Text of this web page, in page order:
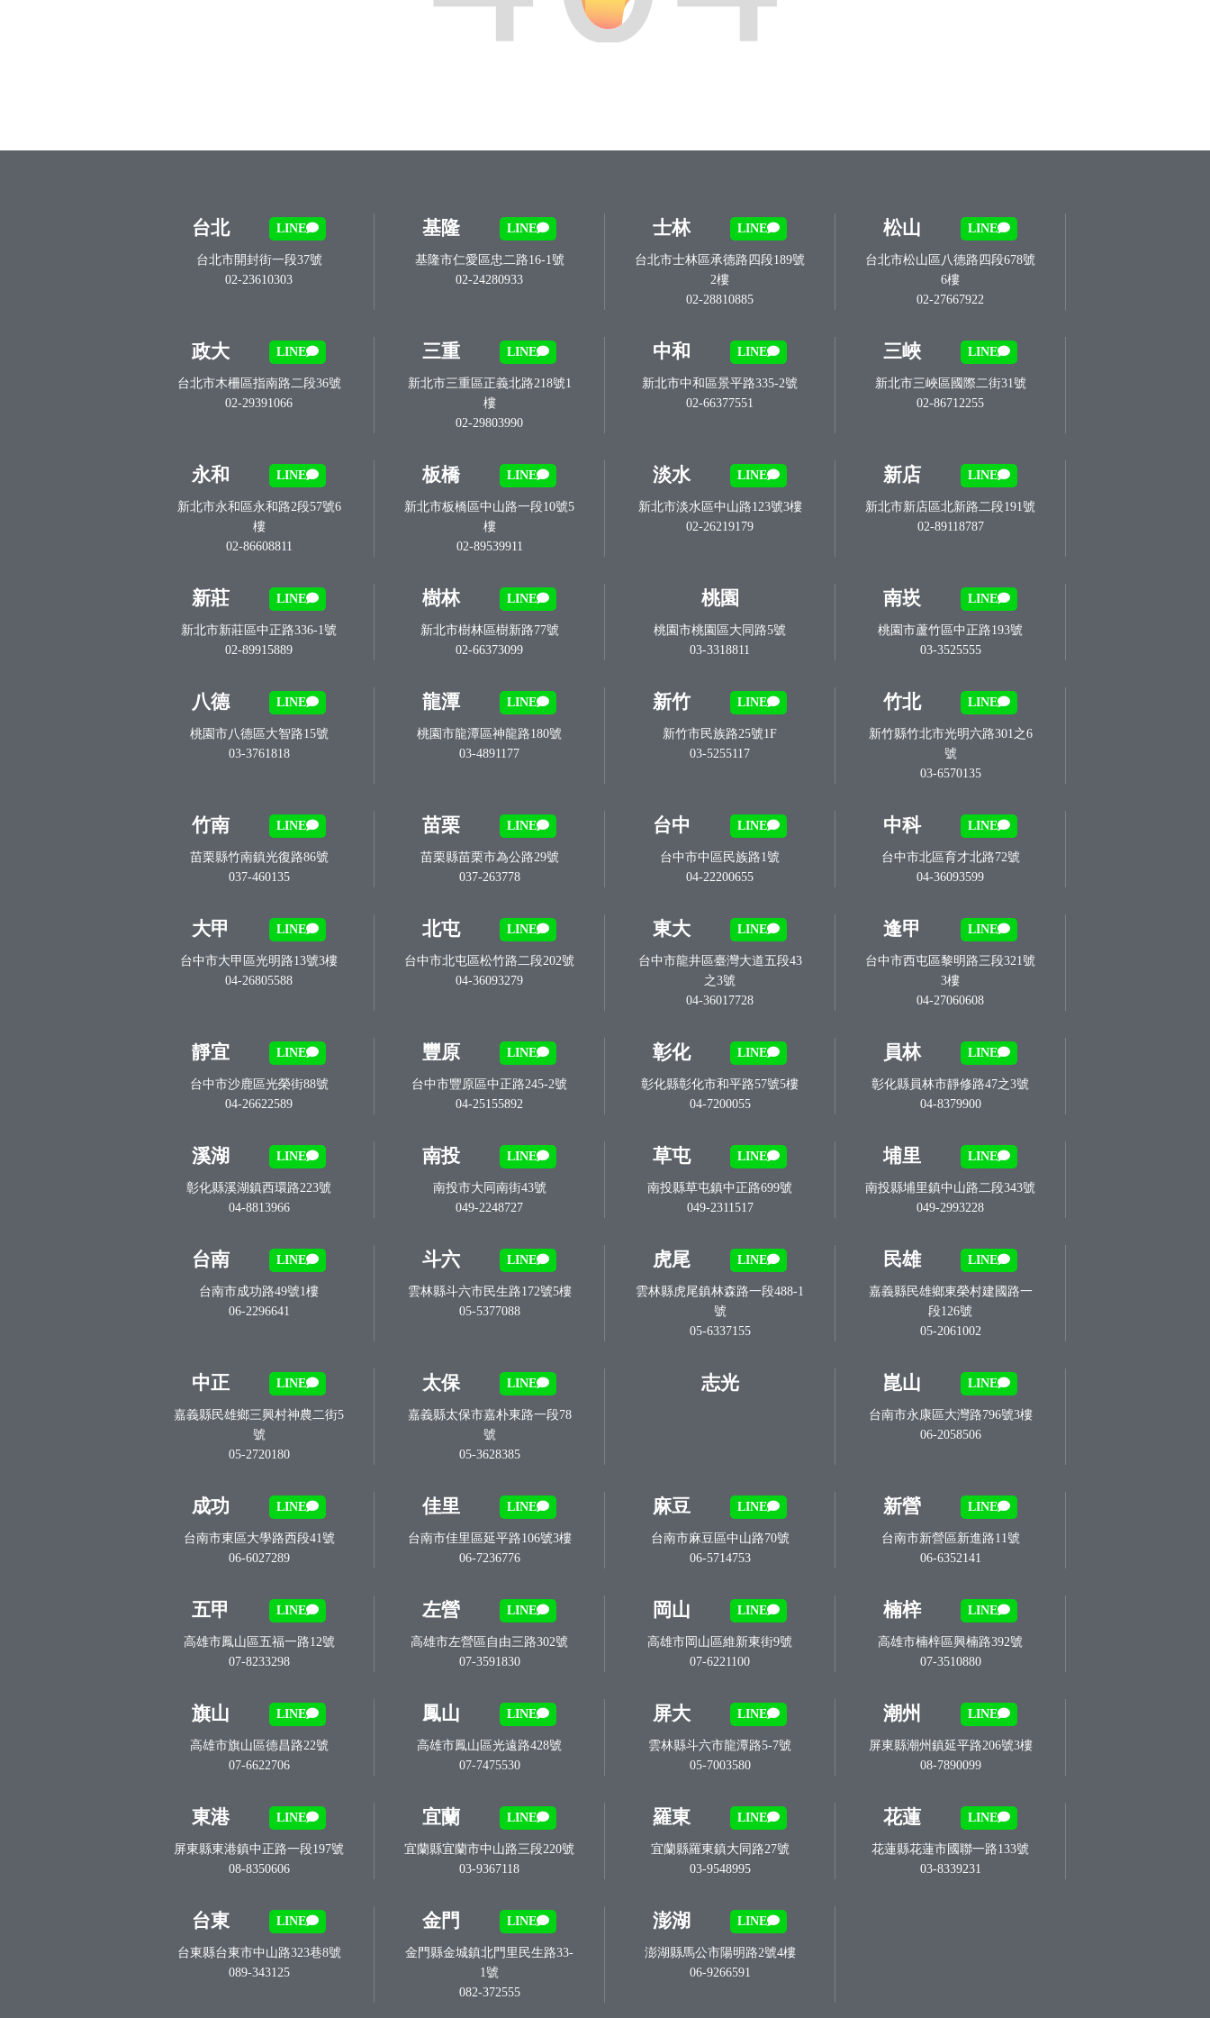
台北 LINE
台北市開封街一段37號
02-23610303
基隆 LINE
基隆市仁愛區忠二路16-1號
02-24280933
士林 LINE
台北市士林區承德路四段189號
2樓
02-28810885
松山 LINE
台北市松山區八德路四段678號
6樓
02-27667922
政大 LINE
台北市木柵區指南路二段36號
02-29391066
三重 LINE
新北市三重區正義北路218號1
樓
02-29803990
中和 LINE
新北市中和區景平路335-2號
02-66377551
三峽 LINE
新北市三峽區國際二街31號
02-86712255
永和 LINE
新北市永和區永和路2段57號6
樓
02-86608811
板橋 LINE
新北市板橋區中山路一段10號5
樓
02-89539911
淡水 LINE
新北市淡水區中山路123號3樓
02-26219179
新店 LINE
新北市新店區北新路二段191號
02-89118787
新莊 LINE
新北市新莊區中正路336-1號
02-89915889
樹林 LINE
新北市樹林區樹新路77號
02-66373099
桃園
桃園市桃園區大同路5號
03-3318811
南崁 LINE
桃園市蘆竹區中正路193號
03-3525555
八德 LINE
桃園市八德區大智路15號
03-3761818
龍潭 LINE
桃園市龍潭區神龍路180號
03-4891177
新竹 LINE
新竹市民族路25號1F
03-5255117
竹北 LINE
新竹縣竹北市光明六路301之6
號
03-6570135
竹南 LINE
苗栗縣竹南鎮光復路86號
037-460135
苗栗 LINE
苗栗縣苗栗市為公路29號
037-263778
台中 LINE
台中市中區民族路1號
04-22200655
中科 LINE
台中市北區育才北路72號
04-36093599
大甲 LINE
台中市大甲區光明路13號3樓
04-26805588
北屯 LINE
台中市北屯區松竹路二段202號
04-36093279
東大 LINE
台中市龍井區臺灣大道五段43
之3號
04-36017728
逢甲 LINE
台中市西屯區黎明路三段321號
3樓
04-27060608
靜宜 LINE
台中市沙鹿區光榮街88號
04-26622589
豐原 LINE
台中市豐原區中正路245-2號
04-25155892
彰化 LINE
彰化縣彰化市和平路57號5樓
04-7200055
員林 LINE
彰化縣員林市靜修路47之3號
04-8379900
溪湖 LINE
彰化縣溪湖鎮西環路223號
04-8813966
南投 LINE
南投市大同南街43號
049-2248727
草屯 LINE
南投縣草屯鎮中正路699號
049-2311517
埔里 LINE
南投縣埔里鎮中山路二段343號
049-2993228
台南 LINE
台南市成功路49號1樓
06-2296641
斗六 LINE
雲林縣斗六市民生路172號5樓
05-5377088
虎尾 LINE
雲林縣虎尾鎮林森路一段488-1
號
05-6337155
民雄 LINE
嘉義縣民雄鄉東榮村建國路一
段126號
05-2061002
中正 LINE
嘉義縣民雄鄉三興村神農二街5
號
05-2720180
太保 LINE
嘉義縣太保市嘉朴東路一段78
號
05-3628385
志光 崑山 LINE
台南市永康區大灣路796號3樓
06-2058506
成功 LINE
台南市東區大學路西段41號
06-6027289
佳里 LINE
台南市佳里區延平路106號3樓
06-7236776
麻豆 LINE
台南市麻豆區中山路70號
06-5714753
新營 LINE
台南市新營區新進路11號
06-6352141
五甲 LINE
高雄市鳳山區五福一路12號
07-8233298
左營 LINE
高雄市左營區自由三路302號
07-3591830
岡山 LINE
高雄市岡山區維新東街9號
07-6221100
楠梓 LINE
高雄市楠梓區興楠路392號
07-3510880
旗山 LINE
高雄市旗山區德昌路22號
07-6622706
鳳山 LINE
高雄市鳳山區光遠路428號
07-7475530
屏大 LINE
雲林縣斗六市龍潭路5-7號
05-7003580
潮州 LINE
屏東縣潮州鎮延平路206號3樓
08-7890099
東港 LINE
屏東縣東港鎮中正路一段197號
08-8350606
宜蘭 LINE
宜蘭縣宜蘭市中山路三段220號
03-9367118
羅東 LINE
宜蘭縣羅東鎮大同路27號
03-9548995
花蓮 LINE
花蓮縣花蓮市國聯一路133號
03-8339231
台東 LINE
台東縣台東市中山路323巷8號
089-343125
金門 LINE
金門縣金城鎮北門里民生路33-
1號
082-372555
澎湖 LINE
澎湖縣馬公市陽明路2號4樓
06-9266591